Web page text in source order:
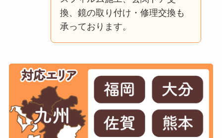
換、鏡の取り付け・修理交換も
承っております。